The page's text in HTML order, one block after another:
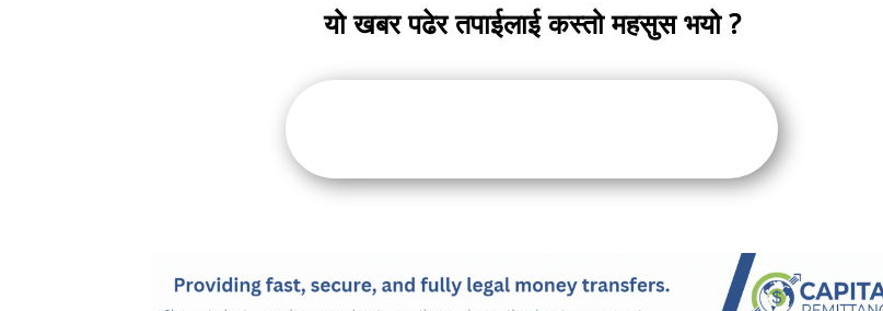
यो खबर पढेर तपाईलाई कस्तो महसुस भयो ?